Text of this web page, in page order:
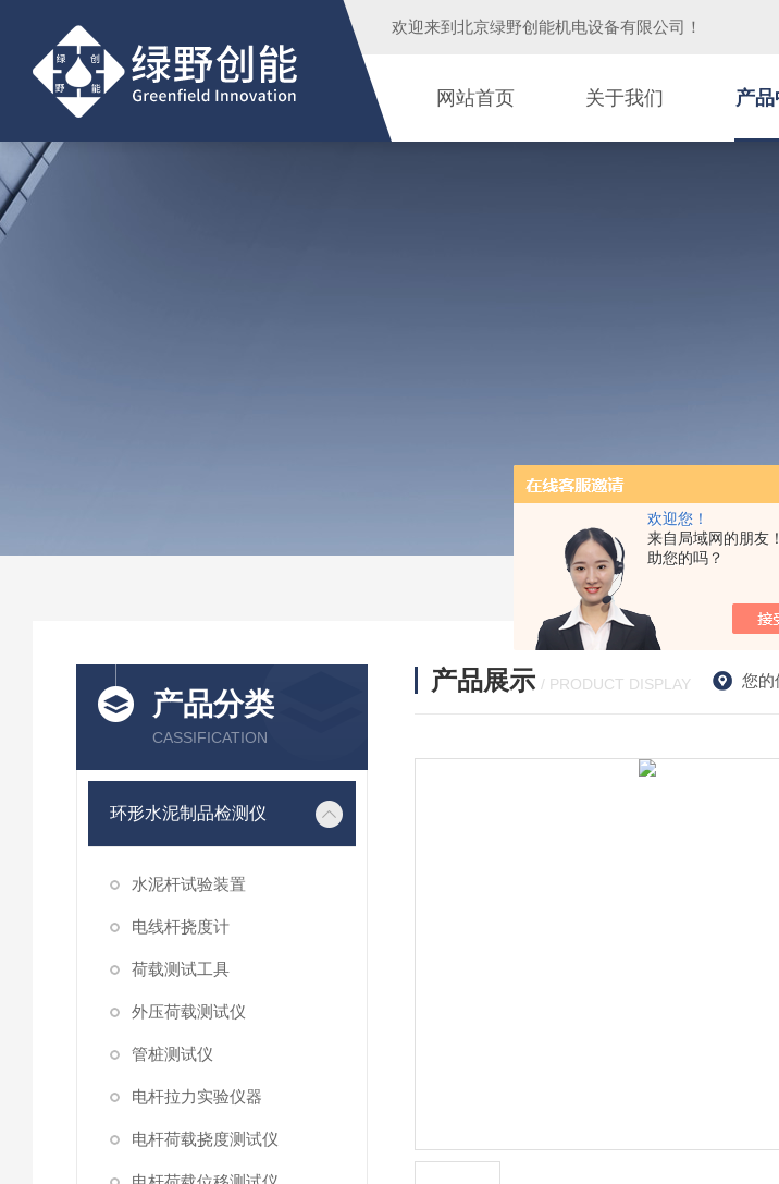
欢迎您！
来自局域网的朋友
助您的吗？
欢迎来到 北京绿野创能机电设备有限公司 ！
网站首页 关于我们 产
产品分类
CASSIFICATION
环形水泥制品检测仪
水泥杆试验装置
电线杆挠度计
荷载测试工具
外压荷载测试仪
管桩测试仪
电杆拉力实验仪器
电杆荷载挠度测试仪
产品展示 / PRODUCT DISPLAY 您的